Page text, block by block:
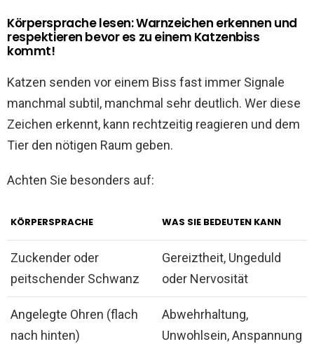
Körpersprache lesen: Warnzeichen erkennen und
respektieren bevor es zu einem Katzenbiss
kommt!
Katzen senden vor einem Biss fast immer Signale
manchmal subtil, manchmal sehr deutlich. Wer diese
Zeichen erkennt, kann rechtzeitig reagieren und dem
Tier den nötigen Raum geben.
Achten Sie besonders auf:
KÖRPERSPRACHE WAS SIE BEDEUTEN KANN
Zuckender oder
peitschender Schwanz
Gereiztheit, Ungeduld
oder Nervosität
Angelegte Ohren (flach
nach hinten)
Abwehrhaltung,
Unwohlsein, Anspannung